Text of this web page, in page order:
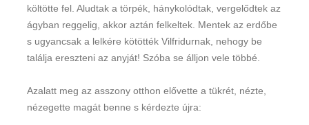
költötte fel. Aludtak a törpék, hánykolódtak, vergelődtek az
ágyban reggelig, akkor aztán felkeltek. Mentek az erdőbe
s ugyancsak a lelkére kötötték Vilfridurnak, nehogy be
találja ereszteni az anyját! Szóba se álljon vele többé.
Azalatt meg az asszony otthon elővette a tükrét, nézte,
nézegette magát benne s kérdezte újra: